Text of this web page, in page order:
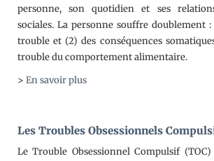
personne, son quotidien et ses
sociales. La personne souffre doublement :
trouble et (2) des conséquences
trouble du comportement alimentaire.
> En savoir plus
Les Troubles Obsessionnels
Le Trouble Obsessionnel Compulsif